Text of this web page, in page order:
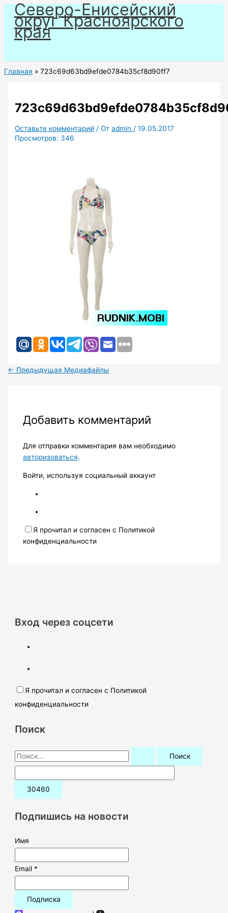
Перейти
содержимому
Северо-Енисейский
округ Красноярского
края
Главная 723c69d63bd9efde0784b35cf8d90ff7
Оставьте комментарий / Отadmin /19.05.2017
Просмотров: 346
← Предыдущая Медиафайлы
Добавить комментарий
Для отправки комментария вам необходимо
авторизоваться.
Войти, используя социальный аккаунт
Я прочитал и согласен с Политикой
конфиденциальности
Вход через соцсети
Я прочитал и согласен с Политикой
конфиденциальности
Поиск
П
о
и
:Подпишись на новости
Имя
Email *